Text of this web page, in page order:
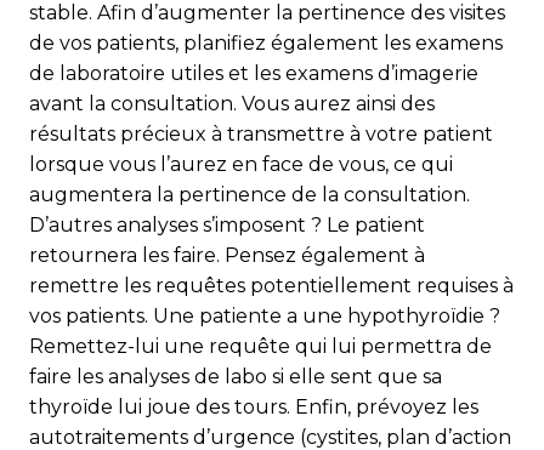
stable. Afin d’augmenter la pertinence des visites
de vos patients, planifiez également les examens
de laboratoire utiles et les examens d’imagerie
avant la consultation. Vous aurez ainsi des
résultats précieux à transmettre à votre patient
lorsque vous l’aurez en face de vous, ce qui
augmentera la pertinence de la consultation.
D’autres analyses s’imposent ? Le patient
retournera les faire. Pensez également à
remettre les requêtes potentiellement requises à
vos patients. Une patiente a une hypothyroïdie ?
Remettez-lui une requête qui lui permettra de
faire les analyses de labo si elle sent que sa
thyroïde lui joue des tours. Enfin, prévoyez les
autotraitements d’urgence (cystites, plan d’action